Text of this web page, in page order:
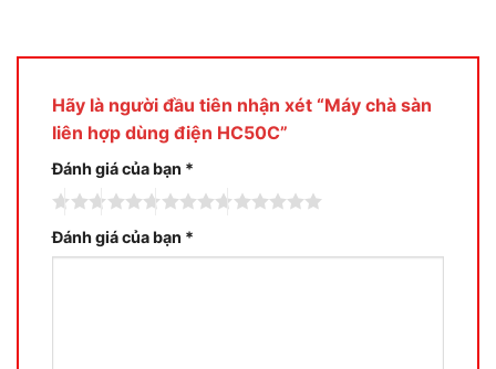
Hãy là người đầu tiên nhận xét “Máy chà sàn
liên hợp dùng điện HC50C”
Đánh giá của bạn *
Đánh giá của bạn *